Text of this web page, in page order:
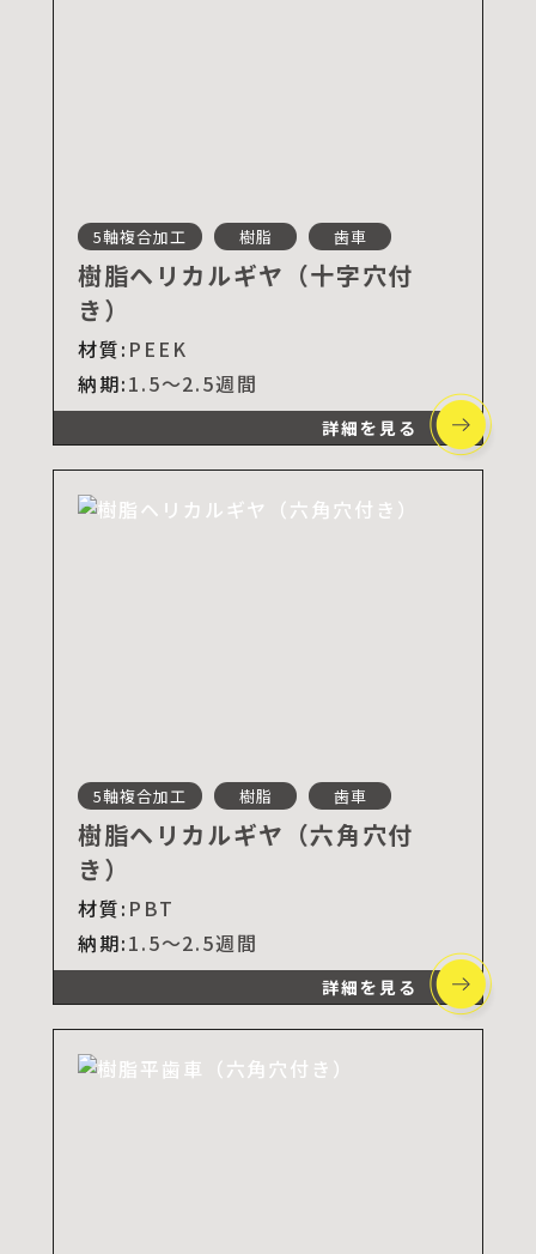
5軸複合加工 樹脂 歯車
樹脂ヘリカルギヤ（十字穴付
き）
材質: PEEK
納期:1.5～2.5週間
詳細を見る
5軸複合加工 樹脂 歯車
樹脂ヘリカルギヤ（六角穴付
き）
材質: PBT
納期:1.5～2.5週間
詳細を見る